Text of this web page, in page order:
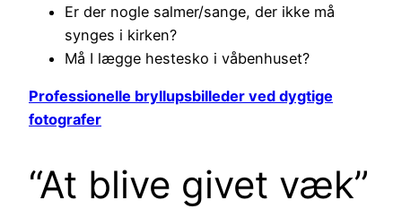
Er der nogle salmer/sange, der ikke må
synges i kirken?
Må I lægge hestesko i våbenhuset?
Professionelle bryllupsbilleder ved dygtige
fotografer
“At blive givet væk”